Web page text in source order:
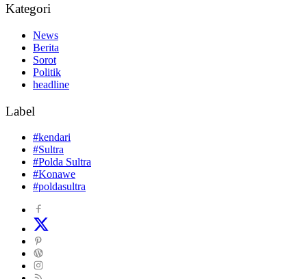
Kategori
News
Berita
Sorot
Politik
headline
Label
#kendari
#Sultra
#Polda Sultra
#Konawe
#poldasultra